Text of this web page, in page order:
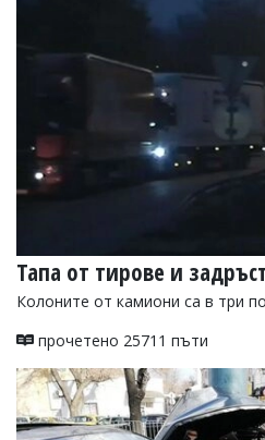
Тапа от тирове и
Колоните от камиони са в три
прочетено 25711 пъти